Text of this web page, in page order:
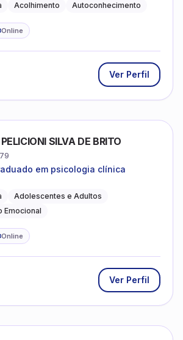
Acolhimento Autoconhecimento
Online
Ver Perfil
SILVA DE BRITO
em psicologia clínica
Adolescentes e Adultos
Emocional
Online
Ver Perfil